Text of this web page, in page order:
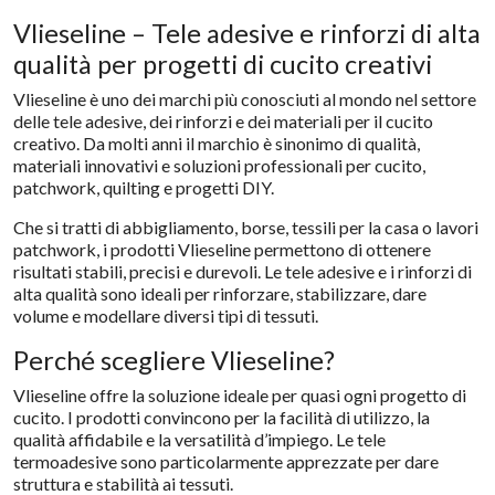
Vlieseline – Tele adesive e rinforzi di alta
qualità per progetti di cucito creativi
Vlieseline è uno dei marchi più conosciuti al mondo nel settore
delle tele adesive, dei rinforzi e dei materiali per il cucito
creativo. Da molti anni il marchio è sinonimo di qualità,
materiali innovativi e soluzioni professionali per cucito,
patchwork, quilting e progetti DIY.
Che si tratti di abbigliamento, borse, tessili per la casa o lavori
patchwork, i prodotti Vlieseline permettono di ottenere
risultati stabili, precisi e durevoli. Le tele adesive e i rinforzi di
alta qualità sono ideali per rinforzare, stabilizzare, dare
volume e modellare diversi tipi di tessuti.
Perché scegliere Vlieseline?
Vlieseline offre la soluzione ideale per quasi ogni progetto di
cucito. I prodotti convincono per la facilità di utilizzo, la
qualità affidabile e la versatilità d’impiego. Le tele
termoadesive sono particolarmente apprezzate per dare
struttura e stabilità ai tessuti.